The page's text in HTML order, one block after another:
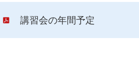
講習会の年間予定